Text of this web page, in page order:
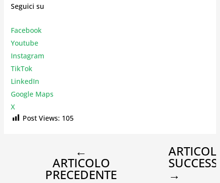
Seguici su
Facebook
Youtube
Instagram
TikTok
LinkedIn
Google Maps
X
Post Views: 105
←
ARTICOLO
PRECEDENTE →